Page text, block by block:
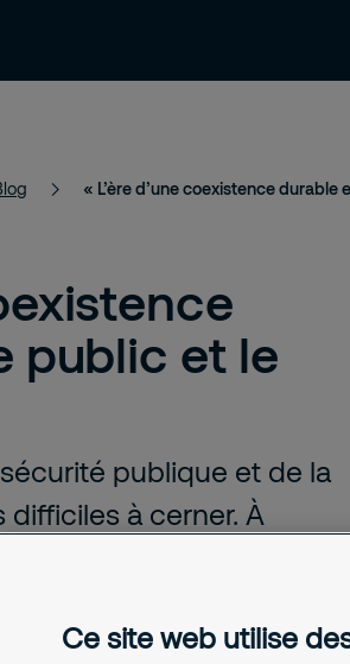
et ressources
« L’ère d’une coexistence
public et le
publique et de la
à cerner. À
devenu une question de
maître de conférences à
point.Ce site web utilise